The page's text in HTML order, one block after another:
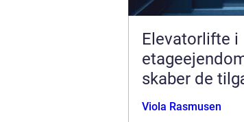
Elevatorlifte i
skaber de
værdi
Viola Rasmusen